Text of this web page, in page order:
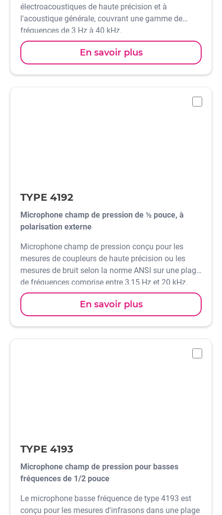
électroacoustiques de haute précision et à
l'acoustique générale, couvrant une gamme de
fréquences de 3 Hz à 40 kHz.
En savoir plus
TYPE 4192
Microphone champ de pression de ½ pouce, à
polarisation externe
Microphone champ de pression conçu pour les
mesures de coupleurs de haute précision ou les
mesures de bruit selon la norme ANSI sur une plage
de fréquences comprise entre 3,15 Hz et 20 kHz.
En savoir plus
TYPE 4193
Microphone champ de pression pour basses
fréquences de 1/2 pouce
Le microphone basse fréquence de type 4193 est
conçu pour les mesures d'infrasons dans une plage